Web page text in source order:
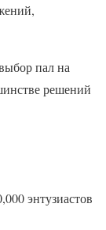
пал на
решений
энтузиастов